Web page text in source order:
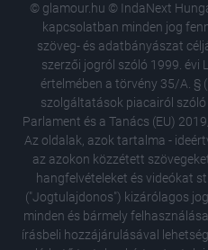
© glamour.hu © IndaNext
kapcsolatban minden jog
szöveg- és adatbányászat
szerzői jogról szóló 1999. évi
értelmében a törvény 35/A. §
szolgáltatások piacairól
Parlament és a Tanács (EU)
Az oldalak, azok tartalma -
az azokon közzétett
hangfelvételeket és videókat
("Jogtulajdonos") kizárólagos
minden és bármely
írásbeli hozzájárulásával